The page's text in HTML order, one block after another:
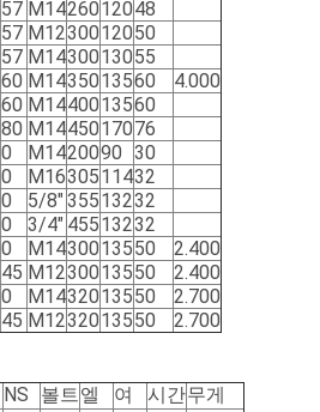
57 M1426012048
57 M1230012050
57 M1430013055
60 M1435013560
4.000
60 M1440013560
80 M1445017076
0 M1420090 30
0 M1630511432
0 5/8" 35513232
0 3/4" 45513232
0 M1430013550
2.400
45 M1230013550
2.400
0 M1432013550
2.700
45 M1232013550
2.700
NS 볼트엘 여 시간무게